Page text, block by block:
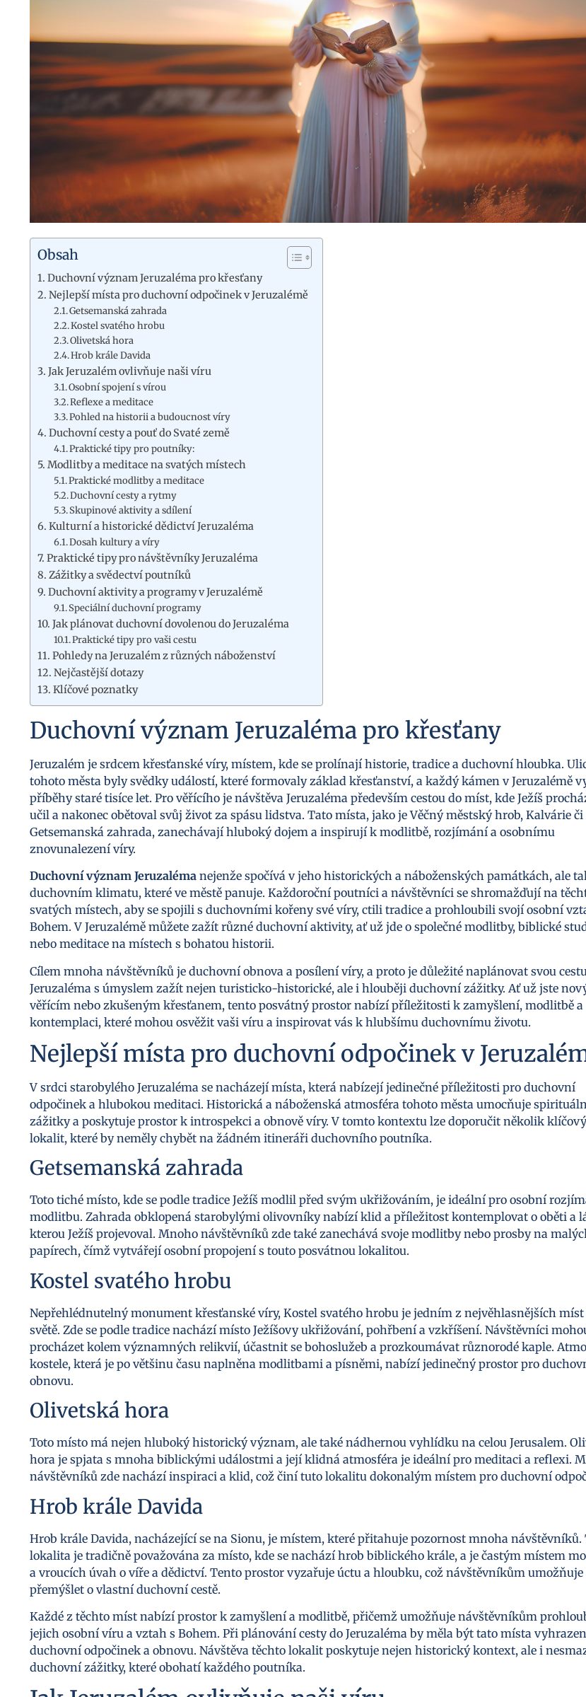
Obsah
Duchovní význam Jeruzaléma pro křesťany
Nejlepší místa pro duchovní odpočinek v Jeruzalémě
Getsemanská zahrada
Kostel svatého hrobu
Olivetská hora
Hrob krále Davida
Jak Jeruzalém ovlivňuje naši víru
Osobní spojení s vírou
Reflexe a meditace
Pohled na historii a budoucnost víry
Duchovní cesty a pouť do Svaté země
Praktické tipy pro poutníky:
Modlitby a meditace na svatých místech
Praktické modlitby a meditace
Duchovní cesty a rytmy
Skupinové aktivity a sdílení
Kulturní a historické dědictví Jeruzaléma
Dosah kultury a víry
Praktické tipy pro návštěvníky Jeruzaléma
Zážitky a svědectví poutníků
Duchovní aktivity a programy v Jeruzalémě
Speciální duchovní programy
Jak plánovat duchovní dovolenou do Jeruzaléma
Praktické tipy pro vaši cestu
Pohledy na Jeruzalém z různých náboženství
Nejčastější dotazy
Klíčové poznatky
Duchovní význam Jeruzaléma pro křesťany
Jeruzalém je srdcem křesťanské víry, místem, kde se prolínají historie, tradice a duchovní hloubka.
tohoto města byly svědky událostí, které formovaly základ křesťanství, a každý kámen v Jeruzalémě
příběhy staré tisíce let. Pro věřícího je návštěva Jeruzaléma především cestou do míst, kde Ježíš
učil a nakonec obětoval svůj život za spásu lidstva. Tato místa, jako je Věčný městský hrob, Kalvárie či
Getsemanská zahrada, zanechávají hluboký dojem a inspirují k modlitbě, rozjímání a osobnímu
znovunalezení víry.
Duchovní význam Jeruzaléma nejenže spočívá v jeho historických a náboženských památkách, ale
duchovním klimatu, které ve městě panuje. Každoroční poutníci a návštěvníci se shromažďují na
svatých místech, aby se spojili s duchovními kořeny své víry, ctili tradice a prohloubili svojí osobní
Bohem. V Jeruzalémě můžete zažít různé duchovní aktivity, ať už jde o společné modlitby, biblické
nebo meditace na místech s bohatou historii.
Cílem mnoha návštěvníků je duchovní obnova a posílení víry, a proto je důležité naplánovat svou
Jeruzaléma s úmyslem zažít nejen turisticko-historické, ale i hlouběji duchovní zážitky. Ať už jste
věřícím nebo zkušeným křesťanem, tento posvátný prostor nabízí příležitosti k zamyšlení, modlitbě a
kontemplaci, které mohou osvěžit vaši víru a inspirovat vás k hlubšímu duchovnímu životu.
Nejlepší místa pro duchovní odpočinek v
V srdci starobylého Jeruzaléma se nacházejí místa, která nabízejí jedinečné příležitosti pro duchovní
odpočinek a hlubokou meditaci. Historická a náboženská atmosféra tohoto města umocňuje
zážitky a poskytuje prostor k introspekci a obnově víry. V tomto kontextu lze doporučit několik
lokalit, které by neměly chybět na žádném itineráři duchovního poutníka.
Getsemanská zahrada
Toto tiché místo, kde se podle tradice Ježíš modlil před svým ukřižováním, je ideální pro osobní
modlitbu. Zahrada obklopená starobylými olivovníky nabízí klid a příležitost kontemplovat o oběti a
kterou Ježíš projevoval. Mnoho návštěvníků zde také zanechává svoje modlitby nebo prosby na
papírech, čímž vytvářejí osobní propojení s touto posvátnou lokalitou.
Kostel svatého hrobu
Nepřehlédnutelný monument křesťanské víry, Kostel svatého hrobu je jedním z nejvěhlasnějších míst
světě. Zde se podle tradice nachází místo Ježíšovy ukřižování, pohřbení a vzkříšení. Návštěvníci
procházet kolem významných relikvií, účastnit se bohoslužeb a prozkoumávat různorodé kaple.
kostele, která je po většinu času naplněna modlitbami a písněmi, nabízí jedinečný prostor pro
obnovu.
Olivetská hora
Toto místo má nejen hluboký historický význam, ale také nádhernou vyhlídku na celou Jerusalem.
hora je spjata s mnoha biblickými událostmi a její klidná atmosféra je ideální pro meditaci a reflexi.
návštěvníků zde nachází inspiraci a klid, což činí tuto lokalitu dokonalým místem pro duchovní
Hrob krále Davida
Hrob krále Davida, nacházející se na Sionu, je místem, které přitahuje pozornost mnoha návštěvníků.
lokalita je tradičně považována za místo, kde se nachází hrob biblického krále, a je častým místem
a vroucích úvah o víře a dědictví. Tento prostor vyzařuje úctu a hloubku, což návštěvníkům umožňuje
přemýšlet o vlastní duchovní cestě.
Každé z těchto míst nabízí prostor k zamyšlení a modlitbě, přičemž umožňuje návštěvníkům
jejich osobní víru a vztah s Bohem. Při plánování cesty do Jeruzaléma by měla být tato místa
duchovní odpočinek a obnovu. Návštěva těchto lokalit poskytuje nejen historický kontext, ale i
duchovní zážitky, které obohatí každého poutníka.